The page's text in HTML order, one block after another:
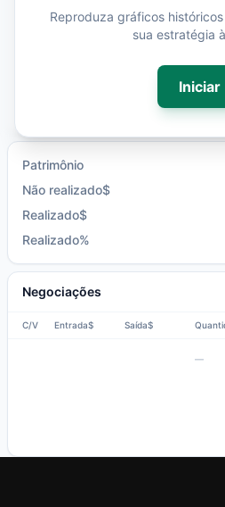
Reproduza gráficos
sua estratégia
Iniciar
0
$
Patrimônio
Não realizado$
Realizado$
Realizado%
Negociações
C/V Entrada$ Saída$
—